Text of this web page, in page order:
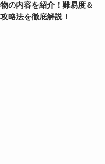
物の内容を紹介！難易度＆
攻略法を徹底解説！